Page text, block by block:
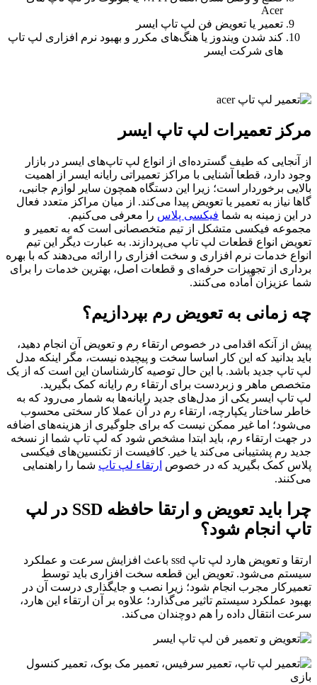
Acer
تعمیر یا تعویض فن لپ‌ تاپ ایسر
کند شدن ویندوز یا هنگ‌های مکرر و بهبود نرم افزاری لپ تاپ
های شرکت ایسر
مرکز تعمیرات لپ تاپ ایسر
از آنجایی که طیف گسترده‌ای از انواع لپ تاپ‌های ایسر در بازار
وجود دارد، قطعا آشنایی با مراکز تعمیراتی رایانه ایسر از اهمیت
بالایی برخوردار است؛ زیرا این دستگاه همچون سایر لوازم جانبی،
گاها نیاز به تعمیر یا تعویض پیدا می‌کند. از میان مراکز متعدد فعال
در این زمینه به شما فیکسی پلاس را معرفی می‌کنیم.
مجموعه فیکسی متشکل از تیم متخصصانی است که به تعمیر و
تعویض انواع قطعات لپ ‌تاپ می‌پردازند. به عبارت دیگر این تیم
انواع خدمات نرم ‌افزاری و سخت‌ افزاری را ارائه می‌دهند که با بهره‌
برداری از تجهیزات حرفه‌ای و قطعات اصل، بهترین خدمات را برای
شما عزیزان آماده می‌کنند.
چه زمانی به تعویض رم بپردازیم؟
پیش از آنکه اقدامی در خصوص ارتقاء رم و تعویض آن انجام دهید،
باید بدانید که این کار اساسا سخت و پیچیده نیست، مگر اینکه مدل
لپ تاپ جدید باشد. با این حال توصیه کارشناسان این است که از یک
متخصص ماهر و زبردست برای ارتقاء رم رایانه کمک بگیرید.
لپ تاپ ایسر یکی از مدل‌های جدید رایانه‌ها به شمار می‌رود که به
خاطر ساختار یکپارچه، ارتقاء رم در آن عملا کار سختی محسوب
می‌شود؛ اما غیر ممکن نیست که برای جلوگیری از هزینه‌های اضافه
در جهت ارتقاء رم، باید ابتدا مشخص شود که لپ تاپ شما از نسخه
جدید رم پشتیبانی می‌کند یا خیر. کافیست از تکنسین‌های فیکسی
پلاس کمک بگیرید که در خصوص ارتقاء لپ تاپ شما را راهنمایی
می‌کنند.
چرا باید تعویض و ارتقا حافظه SSD در لپ
تاپ انجام شود؟
ارتقا و تعویض هارد لپ‌ تاپ ssd باعث افزایش سرعت و عملکرد
سیستم می‌شود. تعویض این قطعه سخت‌ افزاری باید توسط
تعمیرکار مجرب انجام شود؛ زیرا نصب و جایگذاری درست آن در
بهبود عملکرد سیستم تاثیر می‌گذارد؛ علاوه بر آن ارتقاء این هارد،
سرعت انتقال داده را هم دوچندان می‌کند.